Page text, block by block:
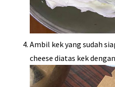
Ambil kek yang sudah
cheese diatas kek